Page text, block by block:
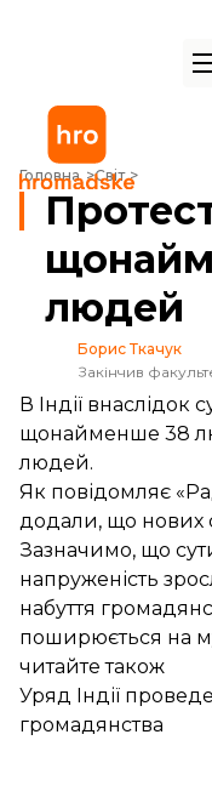
Головна Світ
Протести в Індії:
людей
Борис Ткачук
Закінчив
В Індії внаслідок
щонайменше 38
людей.
Як повідомляє
додали, що нових
Зазначимо, що
напруженість
набуття
поширюється на
читайте також
Уряд Індії
громадянства